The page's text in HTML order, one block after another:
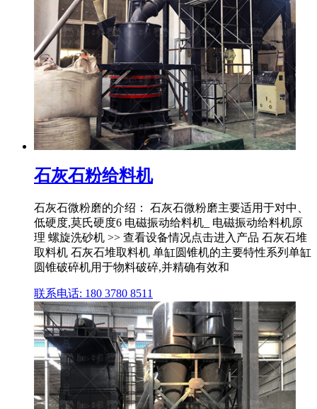
石灰石粉给料机
石灰石微粉磨的介绍： 石灰石微粉磨主要适用于对中、
低硬度,莫氏硬度6 电磁振动给料机_ 电磁振动给料机原
理 螺旋洗砂机 >> 查看设备情况点击进入产品 石灰石堆
取料机 石灰石堆取料机 单缸圆锥机的主要特性系列单缸
圆锥破碎机用于物料破碎,并精确有效和
联系电话: 180 3780 8511